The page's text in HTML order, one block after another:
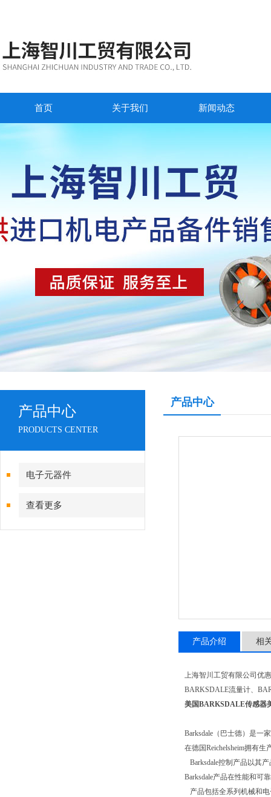
首页 关于我们 新闻动态
产品中心
PRODUCTS CENTER
电子元器件
查看更多
产品中心
产品介绍 相
上海智川工贸有限公司优
BARKSDALE流量计、
美国BARKSDALE传感器
Barksdale（巴士德）是一
在德国Reichelsheim拥有
Barksdale控制产品以其
Barksdale产品在性能和可
产品包括全系列机械和